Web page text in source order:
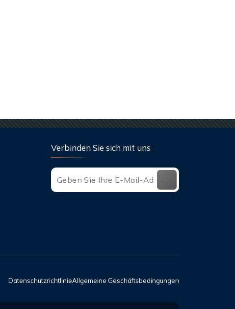
Verbinden Sie sich mit uns
DatenschutzrichtlinieAllgemeine Geschäftsbedingungen